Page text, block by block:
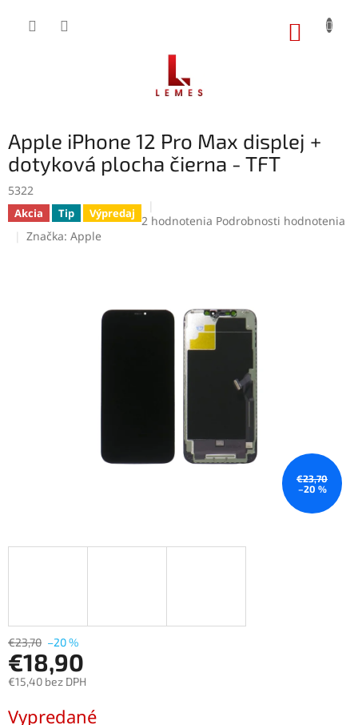
Apple iPhone 12 Pro Max displej +
dotyková plocha čierna - TFT
5322
Akcia Tip Výpredaj Priemerné
5
hviezdičiek.
2 hodnotenia Podrobnosti hodnotenia
Značka: Apple
€23,70
–20 %
€23,70 –20 %
€18,90
€15,40 bez DPH
cena:
Vypredané